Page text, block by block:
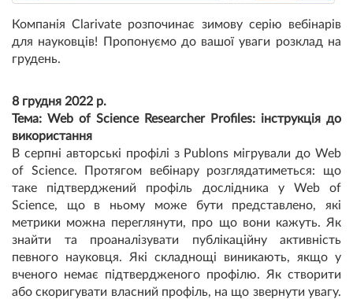
Компанія Clarivate розпочинає зимову серію вебінарів
для науковців! Пропонуємо до вашої уваги розклад на
грудень.
8 грудня 2022 р.
Тема: Web of Science Researcher Profiles: інструкція до
використання
В серпні авторські профілі з Publons мігрували до Web
of Science. Протягом вебінару розглядатиметься: що
таке підтверджений профіль дослідника у Web of
Science, що в ньому може бути представлено, які
метрики можна переглянути, про що вони кажуть. Як
знайти та проаналізувати публікаційну активність
певного науковця. Які складнощі виникають, якщо у
вченого немає підтвердженого профілю. Як створити
або скоригувати власний профіль, на що звернути увагу.